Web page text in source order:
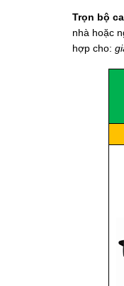
Trọn bộ
nhà hoặc
hợp cho: